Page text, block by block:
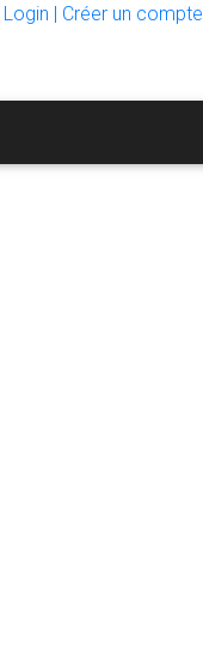
Login | Créer un compte